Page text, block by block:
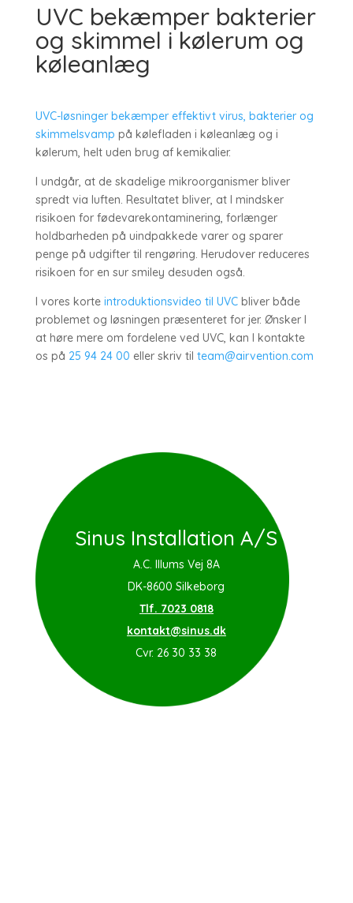
UVC bekæmper bakterier
og skimmel i kølerum og
køleanlæg
UVC-løsninger bekæmper effektivt virus, bakterier og
skimmelsvamp på kølefladen i køleanlæg og i
kølerum, helt uden brug af kemikalier.
I undgår, at de skadelige mikroorganismer bliver
spredt via luften. Resultatet bliver, at I mindsker
risikoen for fødevarekontaminering, forlænger
holdbarheden på uindpakkede varer og sparer
penge på udgifter til rengøring. Herudover reduceres
risikoen for en sur smiley desuden også.
I vores korte introduktionsvideo til UVC bliver både
problemet og løsningen præsenteret for jer. Ønsker I
at høre mere om fordelene ved UVC, kan I kontakte
os på 25 94 24 00 eller skriv til team@airvention.com
Sinus Installation A/S
A.C. Illums Vej 8A
DK-8600 Silkeborg
Tlf. 7023 0818
kontakt@sinus.dk
Cvr. 26 30 33 38